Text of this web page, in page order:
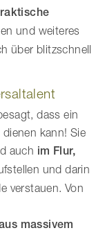
und weiteres
über blitzschnell
dass ein
kann! Sie
auch im Flur,
und darin
verstauen. Von
massivem